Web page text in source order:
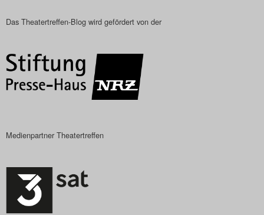
Das Theatertreffen-Blog wird gefördert von der
Medienpartner Theatertreffen